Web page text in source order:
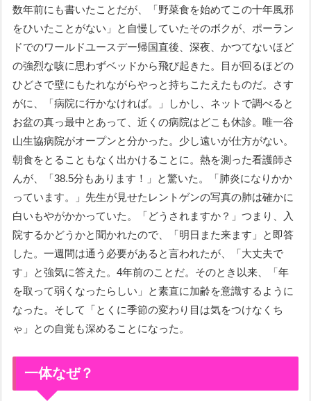
数年前にも書いたことだが、「野菜食を始めてこの十年風邪
をひいたことがない」と自慢していたそのボクが、ポーラン
ドでのワールドユースデー帰国直後、深夜、かつてないほど
の強烈な咳に思わずベッドから飛び起きた。目が回るほどの
ひどさで壁にもたれながらやっと持ちこたえたものだ。さす
がに、「病院に行かなければ。」しかし、ネットで調べると
お盆の真っ最中とあって、近くの病院はどこも休診。唯一谷
山生協病院がオープンと分かった。少し遠いが仕方がない。
朝食をとることもなく出かけることに。熱を測った看護師さ
んが、「38.5分もあります！」と驚いた。「肺炎になりかか
っています。」先生が見せたレントゲンの写真の肺は確かに
白いもやがかかっていた。「どうされますか？」つまり、入
院するかどうかと聞かれたので、「明日また来ます」と即答
した。一週間は通う必要があると言われたが、「大丈夫で
す」と強気に答えた。4年前のことだ。そのとき以来、「年
を取って弱くなったらしい」と素直に加齢を意識するように
なった。そして「とくに季節の変わり目は気をつけなくち
ゃ」との自覚も深めることになった。
一体なぜ？